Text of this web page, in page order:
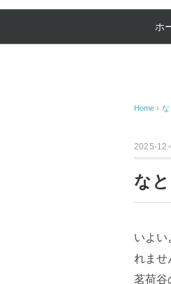
ホ
Home › な
2025-
な
いよい
れませ
茗荷谷